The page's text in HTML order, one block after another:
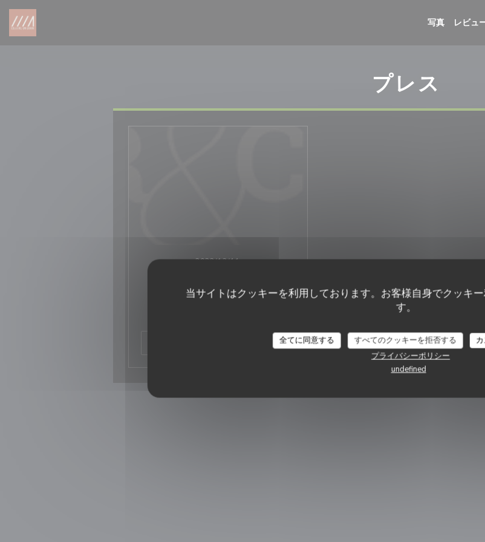
クッキー利用の管理について
当サイトはクッキーを利用しております。お客様自身でクッキ
す。
全てに同意する すべてのクッキーを拒否する
プライバシーポリシー
undefined
写真 レビュ
プレス
2023/12/11
Présentation de la crêperie. Article
((新しいウィンドウで開きます))